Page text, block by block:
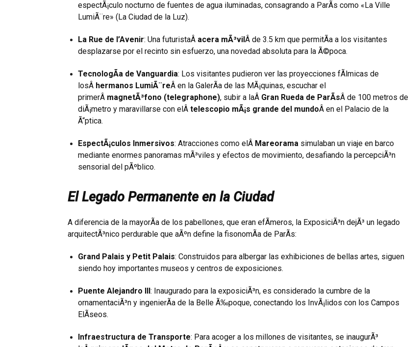
espectÃ¡culo nocturno de fuentes de agua iluminadas, consagrando a ParÃ­s como «La Ville
LumiÃ¨re» (La Ciudad de la Luz).
La Rue de l’Avenir: Una futuristaÂ acera mÃ³vil Â de 3.5 km que permitÃ­a a los visitantes
desplazarse por el recinto sin esfuerzo, una novedad absoluta para la Ã©poca.
TecnologÃ­a de Vanguardia: Los visitantes pudieron ver las proyecciones fÃ­lmicas de
losÂ hermanos LumiÃ¨reÂ en la GalerÃ­a de las MÃ¡quinas, escuchar el
primerÂ magnetÃ³fono (telegraphone), subir a laÂ Gran Rueda de ParÃ­sÂ de 100 metros de
diÃ¡metro y maravillarse con elÂ telescopio mÃ¡s grande del mundoÂ en el Palacio de la
Ã“ptica.
EspectÃ¡culos Inmersivos: Atracciones como elÂ Mareorama simulaban un viaje en barco
mediante enormes panoramas mÃ³viles y efectos de movimiento, desafiando la percepciÃ³n
sensorial del pÃºblico.
El Legado Permanente en la Ciudad
A diferencia de la mayorÃ­a de los pabellones, que eran efÃ­meros, la ExposiciÃ³n dejÃ³ un legado
arquitectÃ³nico perdurable que aÃºn define la fisonomÃ­a de ParÃ­s:
Grand Palais y Petit Palais: Construidos para albergar las exhibiciones de bellas artes, siguen
siendo hoy importantes museos y centros de exposiciones.
Puente Alejandro III : Inaugurado para la exposiciÃ³n, es considerado la cumbre de la
ornamentaciÃ³n y ingenierÃ­a de la Belle Ã‰poque, conectando los InvÃ¡lidos con los Campos
ElÃ­seos.
Infraestructura de Transporte: Para acoger a los millones de visitantes, se inaugurÃ³